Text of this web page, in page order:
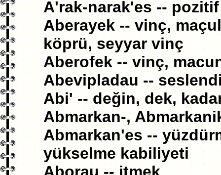
A'rak-narak'es --
Aberayek -- vinç,
köprü, seyyar vinç
Aberofek -- vinç,
Abevipladau --
Abi' -- değin, dek,
Abmarkan-,
Abmarkan'es --
yükselme kabiliyeti